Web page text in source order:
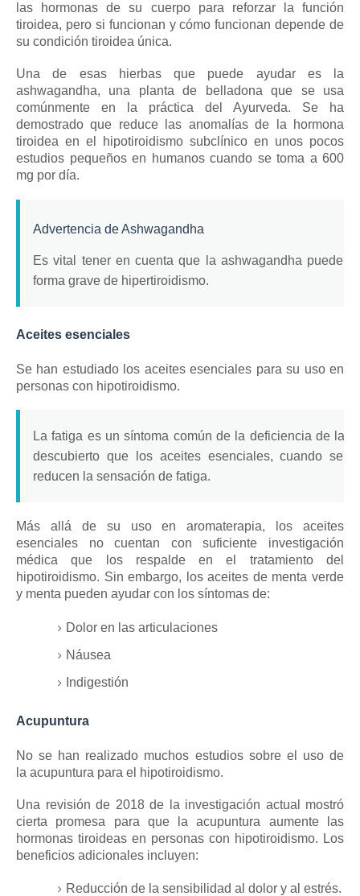
las hormonas de su cuerpo para reforzar la función
tiroidea, pero si funcionan y cómo funcionan depende de
su condición tiroidea única.
Una de esas hierbas que puede ayudar es la
ashwagandha, una planta de belladona que se usa
comúnmente en la práctica del Ayurveda. Se ha
demostrado que reduce las anomalías de la hormona
tiroidea en el hipotiroidismo subclínico en unos pocos
estudios pequeños en humanos cuando se toma a 600
mg por día.
Advertencia de Ashwagandha
Es vital tener en cuenta que la ashwagandha puede
forma grave de hipertiroidismo.
Aceites esenciales
Se han estudiado los aceites esenciales para su uso en
personas con hipotiroidismo.
La fatiga es un síntoma común de la deficiencia de la
descubierto que los aceites esenciales, cuando se
reducen la sensación de fatiga.
Más allá de su uso en aromaterapia, los aceites
esenciales no cuentan con suficiente investigación
médica que los respalde en el tratamiento del
hipotiroidismo. Sin embargo, los aceites de menta verde
y menta pueden ayudar con los síntomas de:
Dolor en las articulaciones
Náusea
Indigestión
Acupuntura
No se han realizado muchos estudios sobre el uso de
la acupuntura para el hipotiroidismo.
Una revisión de 2018 de la investigación actual mostró
cierta promesa para que la acupuntura aumente las
hormonas tiroideas en personas con hipotiroidismo. Los
beneficios adicionales incluyen:
Reducción de la sensibilidad al dolor y al estrés.